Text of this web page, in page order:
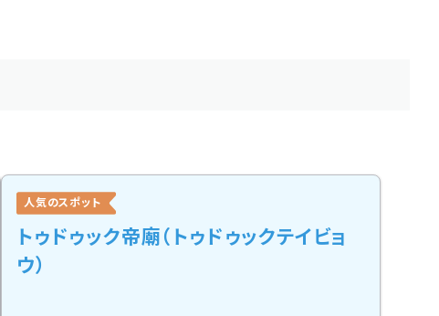
トゥドゥック帝廟（トゥドゥックテイビョ
ウ）
人気のスポット